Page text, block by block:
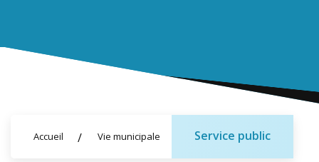
Accueil Vie municipale Service public